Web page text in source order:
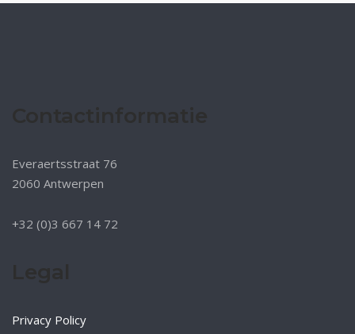
Everaertsstraat 76
2060 Antwerpen
+32 (0)3 667 14 72
Privacy Policy